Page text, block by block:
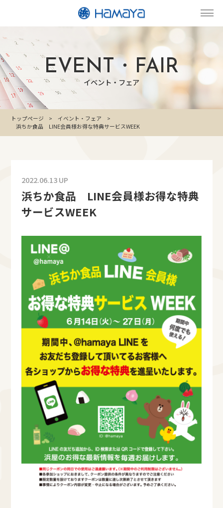
EVENT・FAIR
イベント・フェア
トップページ
イベント・フェア
浜ちか食品 LINE会員様お得な特典サービスWEEK
2022.06.13 UP
浜ちか食品 LINE会員様お得な特典
サービスWEEK